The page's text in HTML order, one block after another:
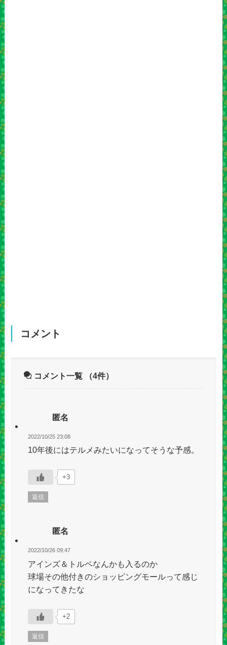
コメント
コメント一覧 （4件）
匿名
2022/10/25 23:08
10年後にはテルメみたいになってそうな予感。
+3
返信
匿名
2022/10/26 09:47
アインズ＆トルペなんかも入るのか
球場その他付きのショッピングモールって感じ
になってきたな
+2
返信